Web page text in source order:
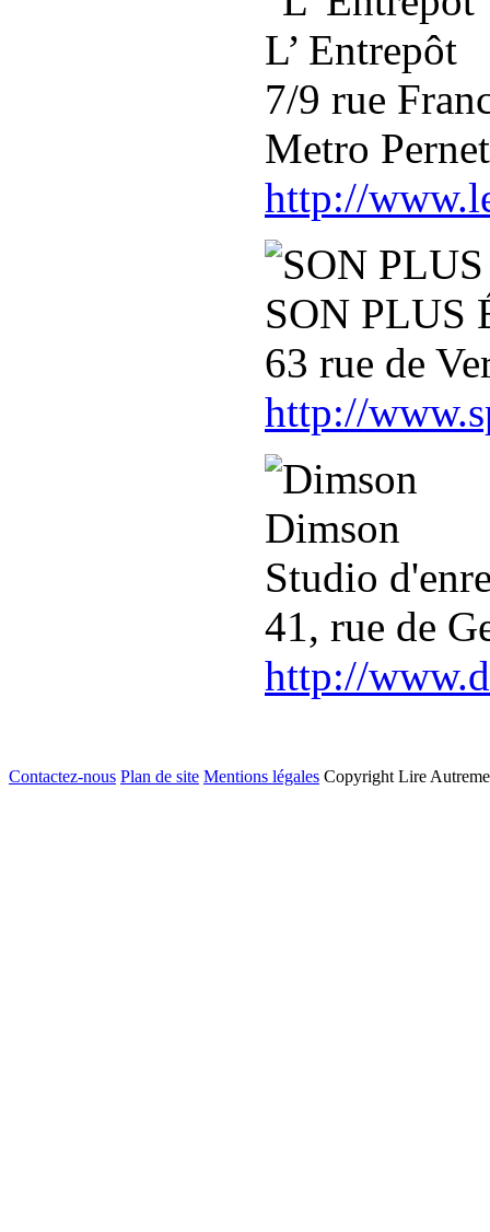
L’ Entrepôt
7/9 rue
Metro
http://
SON PLUS
63 rue de
http://
Dimson
Studio
41, rue de
http://
Contactez-nous Plan de site Mentions légales Copyright Lire